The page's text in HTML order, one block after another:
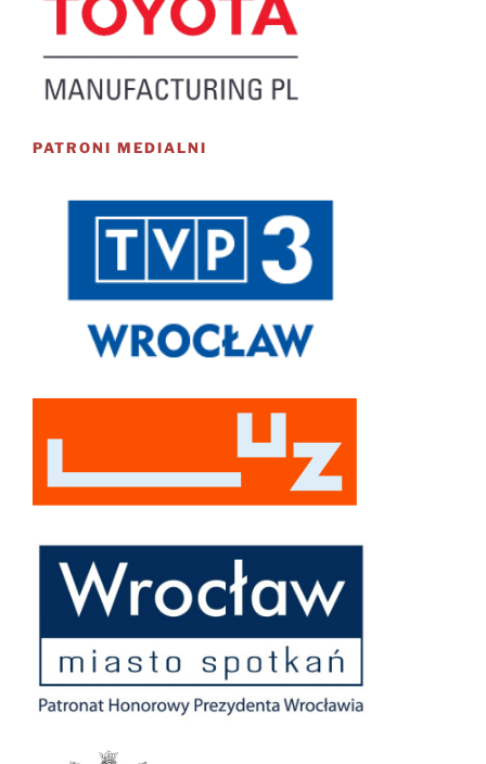
PATRONI MEDIALNI